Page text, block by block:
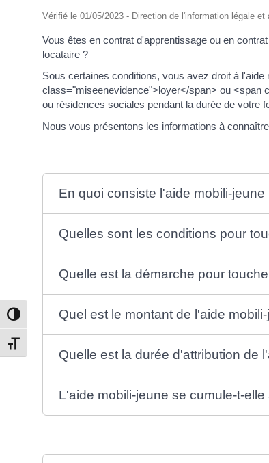
Passer en contraste élevé
Changer la taille de la police
Vérifié le 01/05/2023 - Direction de l'information légale
Vous êtes en contrat d'apprentissage ou en
locataire ?
Sous certaines conditions, vous avez droit à
class="miseenevidence">loyer</span> ou <span
ou résidences sociales pendant la durée de votre
Nous vous présentons les informations à
En quoi consiste l'aide mobili-jeune
Quelles sont les conditions pour
Quelle est la démarche pour
Quel est le montant de l'aide
Quelle est la durée d'attribution de
L'aide mobili-jeune se cumule-t-